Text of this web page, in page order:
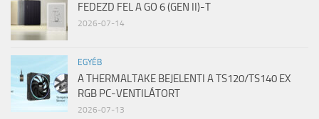
FEDEZD FEL A GO 6 (GEN II)-T
2026-07-14
EGYÉB
A THERMALTAKE BEJELENTI A TS120/TS140 EX
RGB PC-VENTILÁTORT
2026-07-13